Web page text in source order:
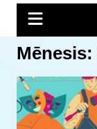
Mēnesis: